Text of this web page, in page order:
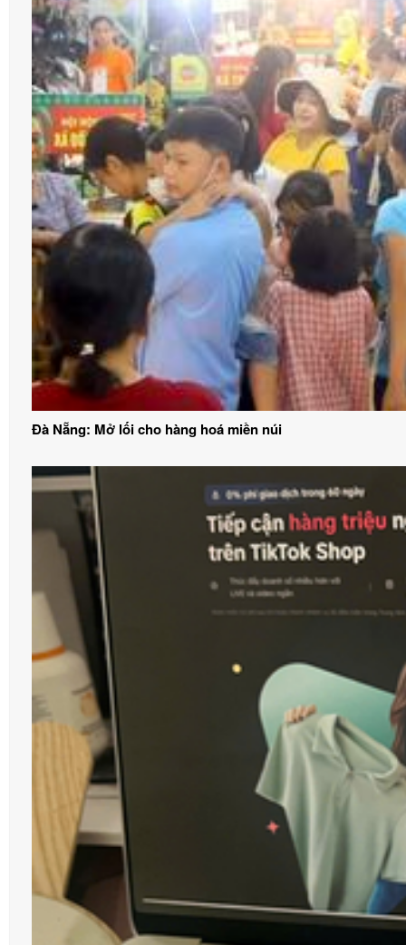
Đà Nẵng: Mở lối cho hàng hoá miền núi